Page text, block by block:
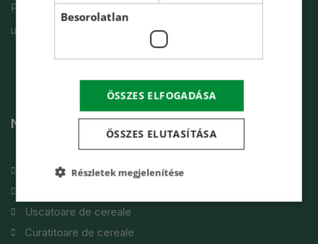
Proiectarea, fabricarea si montarea silozurilor,
uscatoarelor si selectoarelor pentru cereale.
Navigație
Prezentarea firmei
Uscatoare de cereale
Curatitoare de cereale
Besorolatlan
ÖSSZES ELFOGADÁSA
ÖSSZES ELUTASÍTÁSA
Részletek megjelenítése